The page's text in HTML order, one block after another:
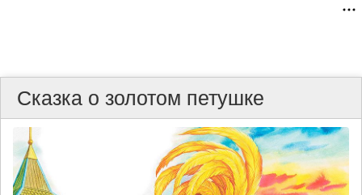
Сказка о золотом петушке